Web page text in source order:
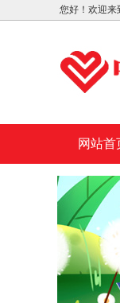
您好！欢迎来
网站首